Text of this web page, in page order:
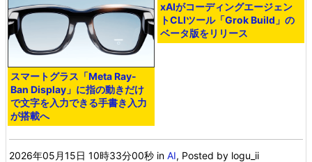
スマートグラス「Meta Ray-
Ban Display」に指の動きだけ
で文字を入力できる手書き入力
が搭載へ
xAIがコーディングエージェン
トCLIツール「Grok Build」の
ベータ版をリリース
2026年05月15日 10時33分00秒 inAI, Posted by logu_ii